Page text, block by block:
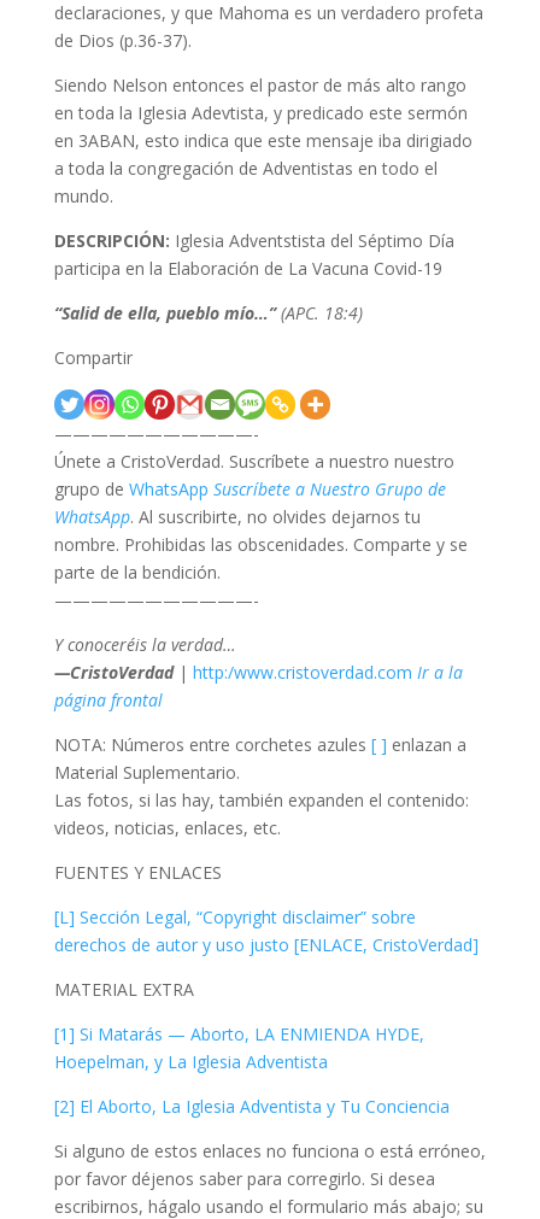
declaraciones, y que Mahoma es un verdadero profeta
de Dios (p.36-37).
Siendo Nelson entonces el pastor de más alto rango
en toda la Iglesia Adevtista, y predicado este sermón
en 3ABAN, esto indica que este mensaje iba dirigiado
a toda la congregación de Adventistas en todo el
mundo.
DESCRIPCIÓN: Iglesia Adventstista del Séptimo Día
participa en la Elaboración de La Vacuna Covid-19
“Salid de ella, pueblo mío…”(APC. 18:4)
Compartir
———————————-
Únete a CristoVerdad. Suscríbete a nuestro nuestro
grupo de WhatsApp Suscríbete a Nuestro Grupo de
WhatsApp. Al suscribirte, no olvides dejarnos tu
nombre. Prohibidas las obscenidades. Comparte y se
parte de la bendición.
———————————-
Y conoceréis la verdad…
—CristoVerdad | http:/www.cristoverdad.com Ir a la
página frontal
NOTA: Números entre corchetes azules [ ] enlazan a
Material Suplementario.
Las fotos, si las hay, también expanden el contenido:
videos, noticias, enlaces, etc.
FUENTES Y ENLACES
[L] Sección Legal, “Copyright disclaimer” sobre
derechos de autor y uso justo [ENLACE, CristoVerdad]
MATERIAL EXTRA
[1] Si Matarás — Aborto, LA ENMIENDA HYDE,
Hoepelman, y La Iglesia Adventista
[2] El Aborto, La Iglesia Adventista y Tu Conciencia
Si alguno de estos enlaces no funciona o está erróneo,
por favor déjenos saber para corregirlo. Si desea
escribirnos, hágalo usando el formulario más abajo; su